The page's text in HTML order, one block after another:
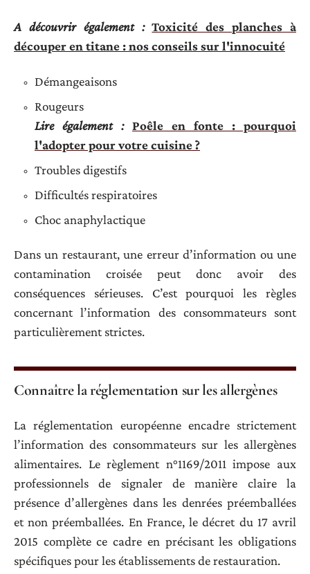
A découvrir également : Toxicité des planches à
découper en titane : nos conseils sur l'innocuité
Démangeaisons
Rougeurs
Lire également : Poêle en fonte : pourquoi
l'adopter pour votre cuisine ?
Troubles digestifs
Difficultés respiratoires
Choc anaphylactique
Dans un restaurant, une erreur d’information ou une
contamination croisée peut donc avoir des
conséquences sérieuses. C’est pourquoi les règles
concernant l’information des consommateurs sont
particulièrement strictes.
Connaître la réglementation sur les allergènes
La réglementation européenne encadre strictement
l’information des consommateurs sur les allergènes
alimentaires. Le règlement n°1169/2011 impose aux
professionnels de signaler de manière claire la
présence d’allergènes dans les denrées préemballées
et non préemballées. En France, le décret du 17 avril
2015 complète ce cadre en précisant les obligations
spécifiques pour les établissements de restauration.